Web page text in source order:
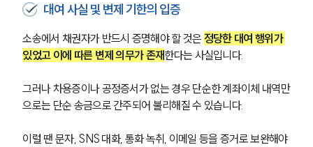
대여 사실 및 변제 기한의 입증
소송에서 채권자가 반드시 증명해야 할 것은 정당한 대여 행위가
있었고 이에 따른 변제 의무가 존재한다는 사실입니다.
그러나 차용증이나 공정증서가 없는 경우 단순한 계좌이체 내역만
으로는 단순 송금으로 간주되어 불리해질 수 있습니다.
이럴 땐 문자, SNS 대화, 통화 녹취, 이메일 등을 증거로 보완해야